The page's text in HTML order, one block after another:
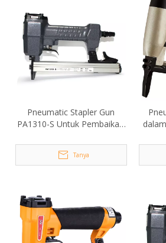
Pneumatic Stapler Gun
PA1310-S Untuk Pembaikan
Tanya